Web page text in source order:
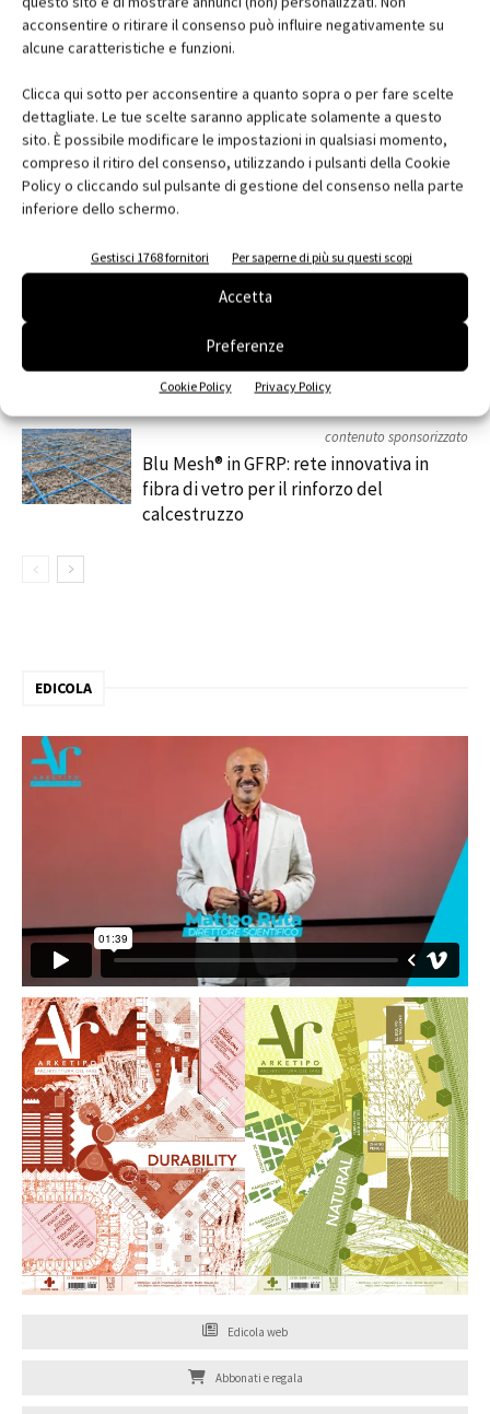
acconsentire o ritirare il consenso può influire negativamente su
alcune caratteristiche e funzioni.
Clicca qui sotto per acconsentire a quanto sopra o per fare scelte
dettagliate. Le tue scelte saranno applicate solamente a questo
sito. È possibile modificare le impostazioni in qualsiasi momento,
compreso il ritiro del consenso, utilizzando i pulsanti della Cookie
Policy o cliccando sul pulsante di gestione del consenso nella parte
inferiore dello schermo.
Gestisci 1768 fornitori Per saperne di più su questi scopi
Accetta
Preferenze
Cookie Policy Privacy Policy
RELATED ARTICLES MORE FROM AUTHOR
per una gestione intuitiva del fan coil
Automazione e sensori: la tecnologia che
contenuto sponsorizzato
Blu Mesh® in GFRP: rete innovativa in
fibra di vetro per il rinforzo del
calcestruzzo
EDICOLA
Edicola web
Abbonati e regala